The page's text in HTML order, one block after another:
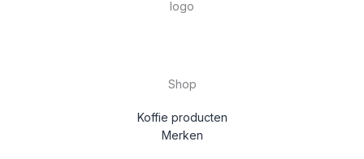
Shop
Koffie producten
Merken